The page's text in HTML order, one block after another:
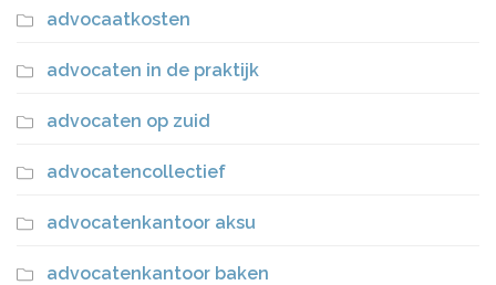
advocaatkosten
advocaten in de praktijk
advocaten op zuid
advocatencollectief
advocatenkantoor aksu
advocatenkantoor baken